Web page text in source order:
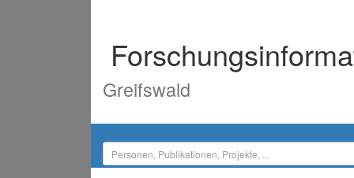
Greifswald